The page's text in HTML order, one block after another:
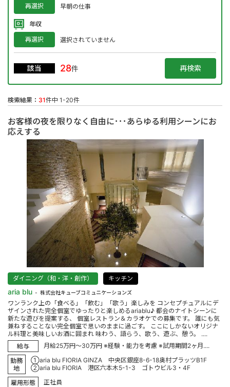
再選択
早朝の仕事
年収
再選択
選択されていません
該当 28件
検索結果： 31件中 1-20件
お客様の夜を限りなく自由に･･･あらゆる利用シーンにお
応えする
ダイニング（和・洋・創作） キッチン
aria blu 株式会社キューブコミュニケーションズ
ワンランク上の「食べる」「飲む」「歌う」楽しみを コンセプチュアルにデ
ザインされた完全個室でゆったりと楽しめるariablu♪ 都会のナイトシーンに
新たな遊びを提案する、 個室レストラン＆カラオケでの募集です。 誰にも気
兼ねすることない完全個室で思いのままに過ごす。 ここにしかないオリジナ
ル料理と美味しいお酒に囲まれ 味わう、語らう、歌う、遊ぶ、憩う。 ....
給与
月給25万円～30万円 ※経験・能力を考慮 ※試用期間2ヶ月....
勤務
地
①aria blu FIORIA GINZA 中央区銀座8-6-18奥村プラッツB1F
②aria blu FIORIA 港区六本木5-1-3 ゴトウビル3・4F
雇用形態
正社員